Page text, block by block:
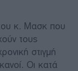
κ. Μασκ που
τους
στιγμή
Οι κατά